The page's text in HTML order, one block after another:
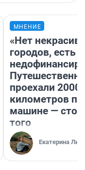
МНЕНИЕ
«Нет
городов, есть
проехали 2000
километров по
машине —
того
Екатерина